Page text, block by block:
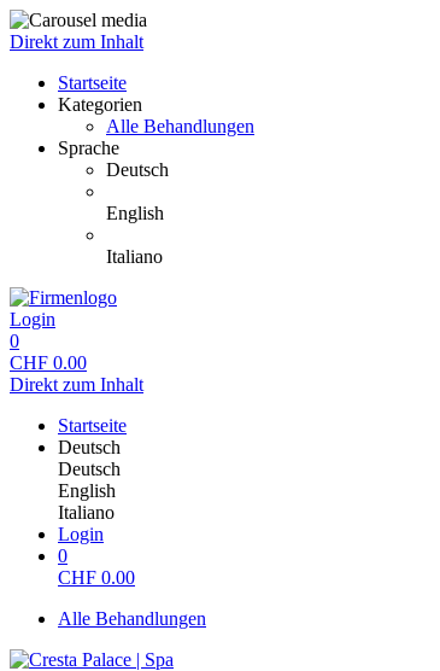
Direkt zum Inhalt
Startseite
Kategorien
Alle Behandlungen
Sprache
Deutsch
English
Italiano
Login
0
CHF 0.00
Direkt zum Inhalt
Startseite
Deutsch
Deutsch
English
Italiano
Login
0
CHF 0.00
Alle Behandlungen